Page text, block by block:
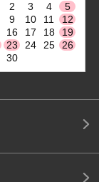
2 3 4
5
9 10 11
12
16 17 18
19
23 24 25
26
30